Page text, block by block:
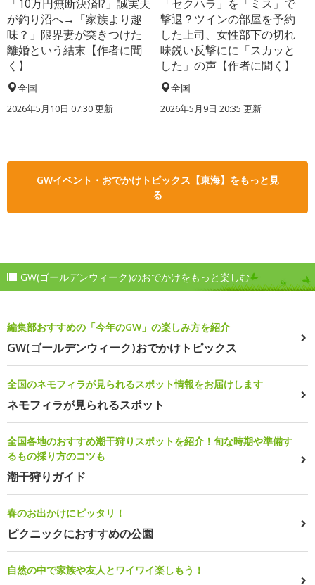
「10万円無断決済!?」誠実夫
が釣り沼へ→「家族より趣
味？」限界妻が突きつけた
離婚という結末【作者に聞
く】
全国
2026年5月10日 07:30 更新
「セクハラ」を「ミス」で
撃退？ツインの部屋を予約
した上司、女性部下の切れ
味鋭い反撃にに「スカッと
した」の声【作者に聞く】
全国
2026年5月9日 20:35 更新
GWイベント・おでかけトピックス【東海】をもっと見
る
GW(ゴールデンウィーク)のおでかけをもっと楽しむ
編集部おすすめの「今年のGW」の楽しみ方を紹介
GW(ゴールデンウィーク)おでかけトピックス
全国のネモフィラが見られるスポット情報をお届けします
ネモフィラが見られるスポット
全国各地のおすすめ潮干狩りスポットを紹介！旬な時期や準備す
るもの採り方のコツも
潮干狩りガイド
春のお出かけにピッタリ！
ピクニックにおすすめの公園
自然の中で家族や友人とワイワイ楽しもう！